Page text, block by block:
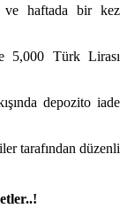
haftada bir kez
5,000 Türk Lirası
depozito iade
tarafından düzenli